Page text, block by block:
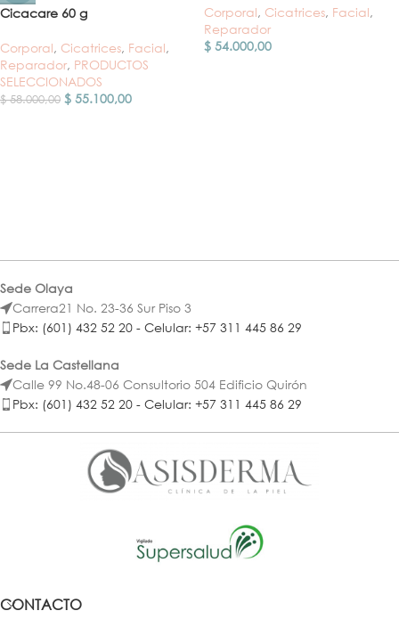
Cicacare 60 g
Corporal, Cicatrices, Facial,
Reparador, PRODUCTOS
SELECCIONADOS
$58.000,00 $ 55.100,00
Corporal, Cicatrices, Facial,
Reparador
$ 54.000,00
Sede Olaya
Carrera21 No. 23-36 Sur Piso 3
Pbx: (601) 432 52 20 - Celular: +57 311 445 86 29
Sede La Castellana
Calle 99 No.48-06 Consultorio 504 Edificio Quirón
Pbx: (601) 432 52 20 - Celular: +57 311 445 86 29
CONTACTO